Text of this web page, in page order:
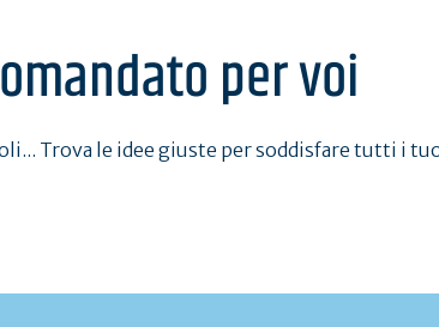
per voi
Trova le idee giuste per soddisfare tutti i